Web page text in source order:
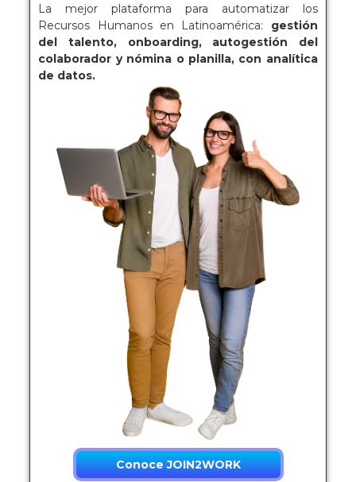
La mejor plataforma para automatizar los
Recursos Humanos en Latinoamérica: gestión
del talento, onboarding, autogestión del
colaborador y nómina o planilla, con analítica
de datos.
Conoce JOIN2WORK